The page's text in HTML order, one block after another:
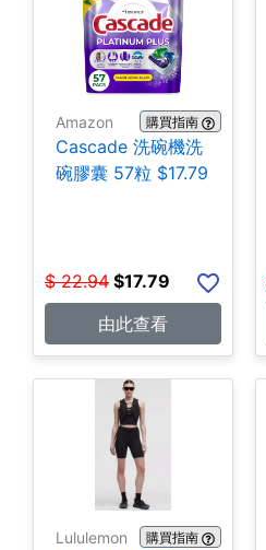
Amazon 購買指南
Cascade 洗碗機洗
碗膠囊 57粒 $17.79
$ 22.94 $17.79
由此查看
Lululemon 購買指南